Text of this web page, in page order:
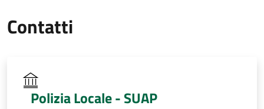
Contatti
Polizia Locale - SUAP